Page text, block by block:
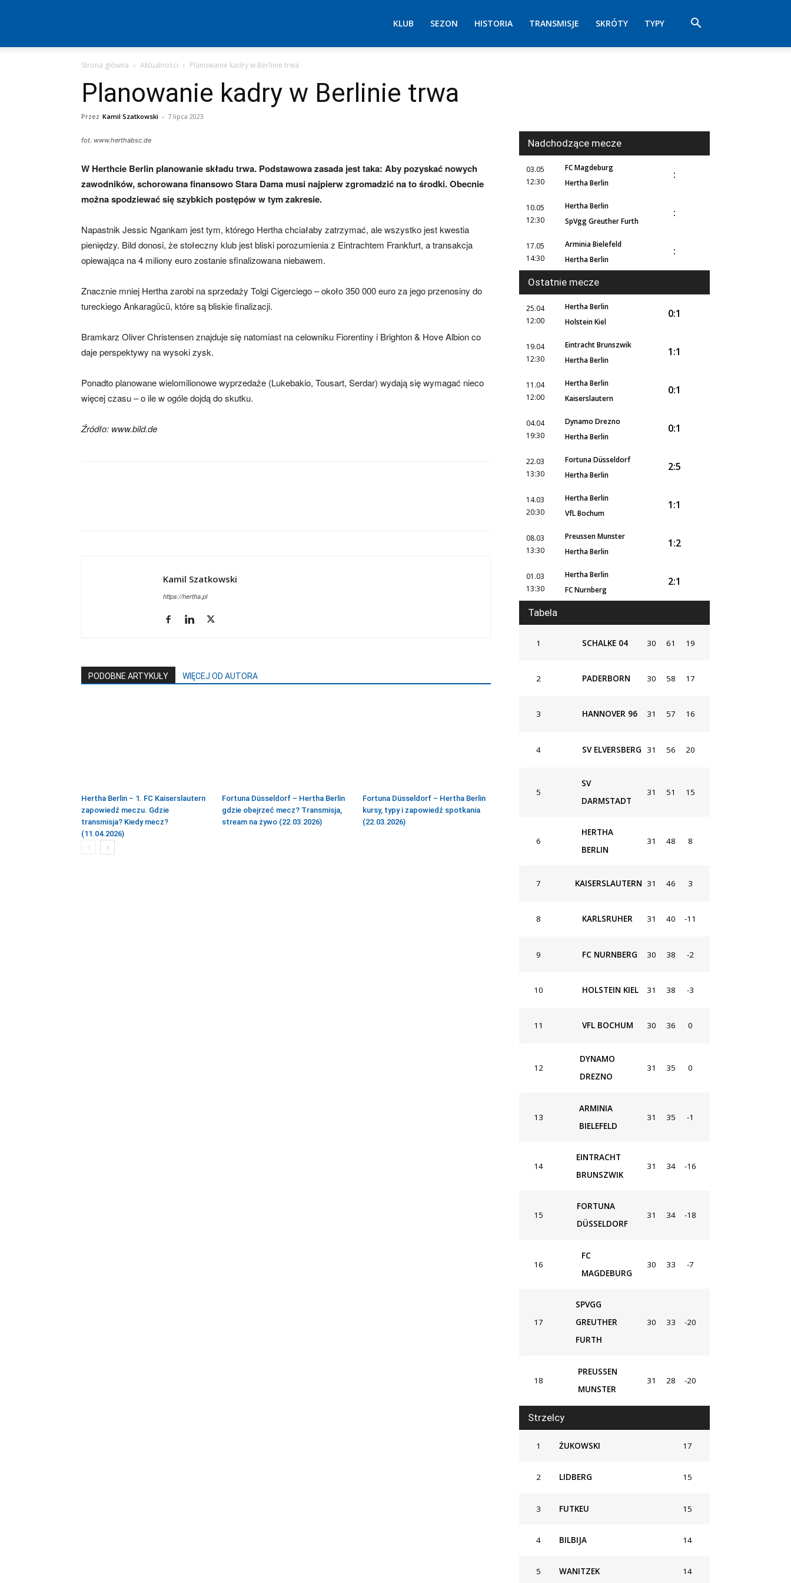
Berlin
–
aktualności
mecze,
skład)
KLUB SEZON HISTORIA TRANSMISJE SKRÓTY TYPY
Strona główna Aktualności Planowanie kadry w Berlinie trwa
Planowanie kadry w Berlinie trwa
Przez Kamil Szatkowski - 7 lipca 2023
fot. www.herthabsc.de
W Herthcie Berlin planowanie składu trwa. Podstawowa zasada jest taka: Aby pozyskać nowych
zawodników, schorowana finansowo Stara Dama musi najpierw zgromadzić na to środki. Obecnie
można spodziewać się szybkich postępów w tym zakresie.
Napastnik Jessic Ngankam jest tym, którego Hertha chciałaby zatrzymać, ale wszystko jest kwestia
pieniędzy. Bild donosi, że stołeczny klub jest bliski porozumienia z Eintrachtem Frankfurt, a transakcja
opiewająca na 4 miliony euro zostanie sfinalizowana niebawem.
Znacznie mniej Hertha zarobi na sprzedaży Tolgi Cigerciego – około 350 000 euro za jego przenosiny do
tureckiego Ankaragücü, które są bliskie finalizacji.
Bramkarz Oliver Christensen znajduje się natomiast na celowniku Fiorentiny i Brighton & Hove Albion co
daje perspektywy na wysoki zysk.
Ponadto planowane wielomilionowe wyprzedaże (Lukebakio, Tousart, Serdar) wydają się wymagać nieco
więcej czasu – o ile w ogóle dojdą do skutku.
Źródło: www.bild.de
Kamil Szatkowski
https://hertha.pl
PODOBNE ARTYKUŁY WIĘCEJ OD AUTORA
Hertha Berlin – 1. FC Kaiserslautern
zapowiedź meczu. Gdzie
transmisja? Kiedy mecz?
(11.04.2026)
Fortuna Düsseldorf – Hertha Berlin
gdzie obejrzeć mecz? Transmisja,
stream na żywo (22.03.2026)
Fortuna Düsseldorf – Hertha Berlin
kursy, typy i zapowiedź spotkania
(22.03.2026)
Nadchodzące mecze
03.05
12:30
FC Magdeburg
Hertha Berlin
:
10.05
12:30
Hertha Berlin
SpVgg Greuther Furth
:
17.05
14:30
Arminia Bielefeld
Hertha Berlin
:
Ostatnie mecze
25.04
12:00
Hertha Berlin
Holstein Kiel
0:1
19.04
12:30
Eintracht Brunszwik
Hertha Berlin
1:1
11.04
12:00
Hertha Berlin
Kaiserslautern
0:1
04.04
19:30
Dynamo Drezno
Hertha Berlin
0:1
22.03
13:30
Fortuna Düsseldorf
Hertha Berlin
2:5
14.03
20:30
Hertha Berlin
VfL Bochum
1:1
08.03
13:30
Preussen Munster
Hertha Berlin
1:2
01.03
13:30
Hertha Berlin
FC Nurnberg
2:1
Tabela
1 SCHALKE 04 30 61 19
2 PADERBORN 30 58 17
3 HANNOVER 96 31 57 16
4 SV ELVERSBERG 31 56 20
5
SV
DARMSTADT
31 51 15
6
HERTHA
BERLIN
31 48 8
7 KAISERSLAUTERN 31 46 3
8 KARLSRUHER 31 40 -11
9 FC NURNBERG 30 38 -2
10 HOLSTEIN KIEL 31 38 -3
11 VFL BOCHUM 30 36 0
12
DYNAMO
DREZNO
31 35 0
13
ARMINIA
BIELEFELD
31 35 -1
14
EINTRACHT
BRUNSZWIK
31 34 -16
15
FORTUNA
DÜSSELDORF
31 34 -18
16
FC
MAGDEBURG
30 33 -7
17
SPVGG
GREUTHER
FURTH
30 33 -20
18
PREUSSEN
MUNSTER
31 28 -20
Strzelcy
1 ŻUKOWSKI 17
2 LIDBERG 15
3 FUTKEU 15
4 BILBIJA 14
5 WANITZEK 14